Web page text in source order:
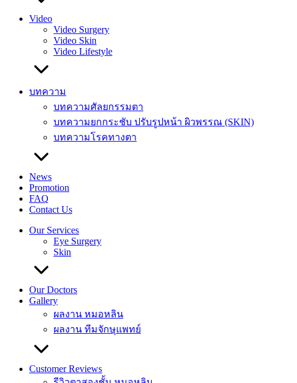
Video
Video Surgery
Video Skin
Video Lifestyle
บทความ
บทความศัลยกรรมตา
บทความยกกระชับ ปรับรูปหน้า ผิวพรรณ (SKIN)
บทความโรคทางตา
News
Promotion
FAQ
Contact Us
Our Services
Eye Surgery
Skin
Our Doctors
Gallery
ผลงาน หมอหลิน
ผลงาน ทีมจักษุแพทย์
Customer Reviews